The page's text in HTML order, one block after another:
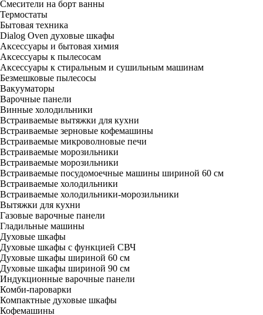
Смесители на борт ванны
Термостаты
Бытовая техника
Dialog Oven духовые шкафы
Аксессуары и бытовая химия
Аксессуары к пылесосам
Аксессуары к стиральным и сушильным машинам
Безмешковые пылесосы
Вакууматоры
Варочные панели
Винные холодильники
Встраиваемые вытяжки для кухни
Встраиваемые зерновые кофемашины
Встраиваемые микроволновые печи
Встраиваемые морозильники
Встраиваемые морозильники
Встраиваемые посудомоечные машины шириной 60 см
Встраиваемые холодильники
Встраиваемые холодильники-морозильники
Вытяжки для кухни
Газовые варочные панели
Гладильные машины
Духовые шкафы
Духовые шкафы с функцией СВЧ
Духовые шкафы шириной 60 см
Духовые шкафы шириной 90 см
Индукционные варочные панели
Комби-пароварки
Компактные духовые шкафы
Кофемашины